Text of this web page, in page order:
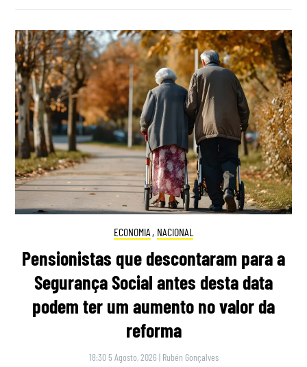
ECONOMIA , NACIONAL
Pensionistas que descontaram para a
Segurança Social antes desta data
podem ter um aumento no valor da
reforma
18:30 5 Agosto, 2026 | Rubén Gonçalves